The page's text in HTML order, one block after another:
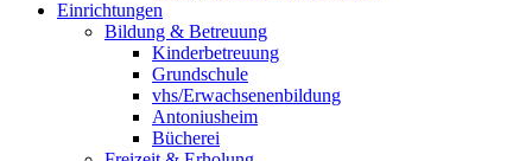
Einrichtungen
Bildung & Betreuung
Kinderbetreuung
Grundschule
vhs/Erwachsenenbildung
Antoniusheim
Bücherei